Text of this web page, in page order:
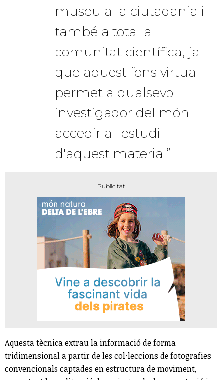
museu a la ciutadania i
també a tota la
comunitat científica, ja
que aquest fons virtual
permet a qualsevol
investigador del món
accedir a l'estudi
d'aquest material”
Aquesta tècnica extrau la informació de forma
tridimensional a partir de les col·leccions de fotografies
convencionals captades en estructura de moviment,